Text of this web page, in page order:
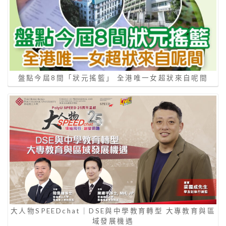
盤點今屆8間「狀元搖籃」 全港唯一女超狀來自呢間
大人物SPEEDchat｜DSE與中學教育轉型 大專教育與區
域發展機遇